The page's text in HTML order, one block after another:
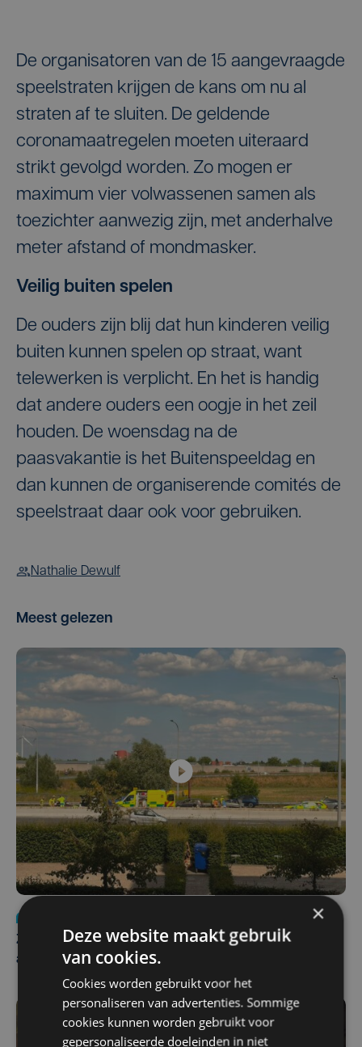
De organisatoren van de 15 aangevraagde
speelstraten krijgen de kans om nu al
straten af te sluiten. De geldende
coronamaatregelen moeten uiteraard
strikt gevolgd worden. Zo mogen er
maximum vier volwassenen samen als
toezichter aanwezig zijn, met anderhalve
meter afstand of mondmasker.
Veilig buiten spelen
De ouders zijn blij dat hun kinderen veilig
buiten kunnen spelen op straat, want
telewerken is verplicht. En het is handig
dat andere ouders een oogje in het zeil
houden. De woensdag na de
paasvakantie is het Buitenspeeldag en
dan kunnen de organiserende comités de
speelstraat daar ook voor gebruiken.
Nathalie Dewulf
Meest gelezen
Zwaar ongeval op E403 in Izegem: drie rijstroken
afgesloten
×
Deze website maakt gebruik
van cookies.
Cookies worden gebruikt voor het
personaliseren van advertenties. Sommige
cookies kunnen worden gebruikt voor
gepersonaliseerde doeleinden in niet